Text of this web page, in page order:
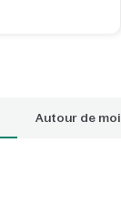
Autour de moi